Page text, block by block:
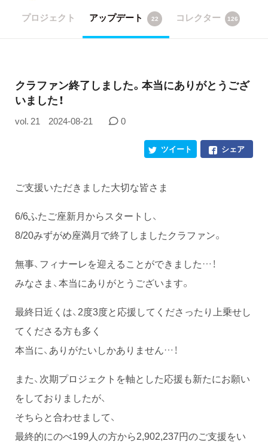
プロジェクト アップデート 22 コレクター 126
クラファン終了しました。本当にありがとうござ
いました！
vol. 21 2024-08-21 0
シェア
ツイート
ご支援いただきました大切な皆さま
6/6ふたご座新月からスタートし、
8/20みずがめ座満月で終了しましたクラファン。
無事、フィナーレを迎えることができました…！
みなさま、本当にありがとうございます。
最終日近くは、2度3度と応援してくださったり上乗せし
てくださる方も多く
本当に、ありがたいしかありません…！
また、次期プロジェクトを軸とした応援も新たにお願い
をしておりましたが、
そちらと合わせまして、
最終的にのべ199人の方から2,902,237円のご支援をい